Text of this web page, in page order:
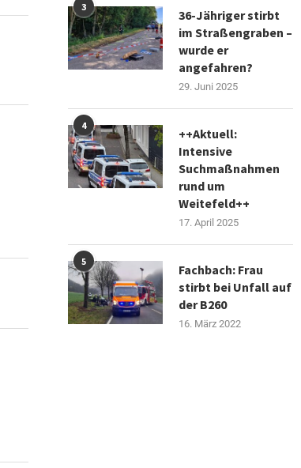
3
36-Jähriger stirbt
im Straßengraben –
wurde er
angefahren?
29. Juni 2025
4
++Aktuell:
Intensive
Suchmaßnahmen
rund um
Weitefeld++
17. April 2025
5
Fachbach: Frau
stirbt bei Unfall auf
der B260
16. März 2022